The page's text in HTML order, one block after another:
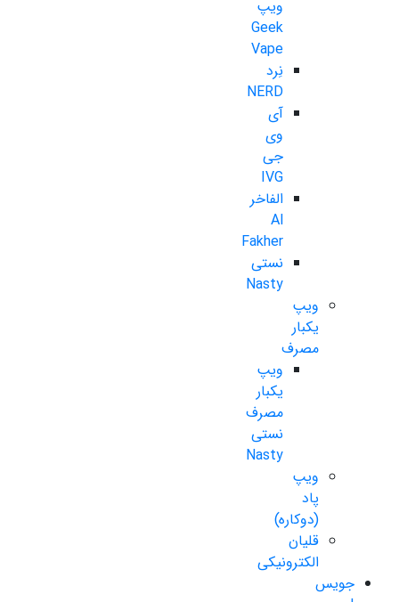
ویپ
Geek
Vape
نِرد
NERD
آی
وی
جی
IVG
الفاخر
Al
Fakher
نستی
Nasty
ویپ
یکبار
مصرف
ویپ
یکبار
مصرف
نستی
Nasty
ویپ
پاد
(دوکاره)
قلیان
الکترونیکی
جویس